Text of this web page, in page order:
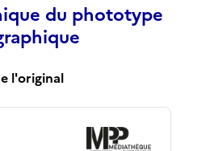
du phototype
l'original